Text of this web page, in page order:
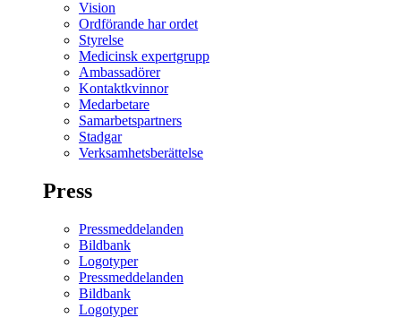
Vision
Ordförande har ordet
Styrelse
Medicinsk expertgrupp
Ambassadörer
Kontaktkvinnor
Medarbetare
Samarbetspartners
Stadgar
Verksamhetsberättelse
Press
Pressmeddelanden
Bildbank
Logotyper
Pressmeddelanden
Bildbank
Logotyper